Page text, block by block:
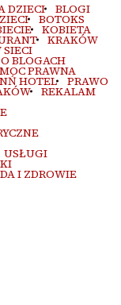
DZIECI BLOGI
BOTOKS
KOBIETA
KRAKÓW
SIECI
O BLOGACH
PRAWNA
HOTEL PRAWO
REKALAM
USŁUGI
I ZDROWIE